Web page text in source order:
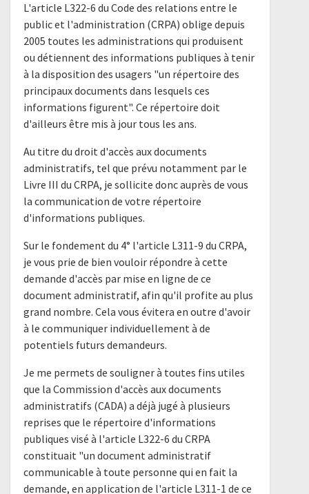
L'article L322-6 du Code des relations entre le
public et l'administration (CRPA) oblige depuis
2005 toutes les administrations qui produisent
ou détiennent des informations publiques à tenir
à la disposition des usagers "un répertoire des
principaux documents dans lesquels ces
informations figurent". Ce répertoire doit
d'ailleurs être mis à jour tous les ans.
Au titre du droit d'accès aux documents
administratifs, tel que prévu notamment par le
Livre III du CRPA, je sollicite donc auprès de vous
la communication de votre répertoire
d'informations publiques.
Sur le fondement du 4° l'article L311-9 du CRPA,
je vous prie de bien vouloir répondre à cette
demande d'accès par mise en ligne de ce
document administratif, afin qu'il profite au plus
grand nombre. Cela vous évitera en outre d'avoir
à le communiquer individuellement à de
potentiels futurs demandeurs.
Je me permets de souligner à toutes fins utiles
que la Commission d'accès aux documents
administratifs (CADA) a déjà jugé à plusieurs
reprises que le répertoire d'informations
publiques visé à l'article L322-6 du CRPA
constituait "un document administratif
communicable à toute personne qui en fait la
demande, en application de l'article L311-1 de ce